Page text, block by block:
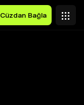
Cüzdan Bağla